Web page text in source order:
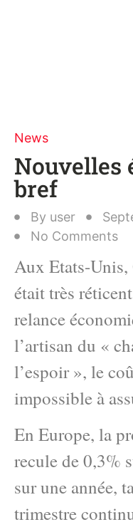
News
Nouvelles
bref
By user
No Comments
Aux Etats-Unis,
était très
relance
l’artisan du «
l’espoir », le
impossible à
En Europe, la
recule de 0,3%
sur une année,
trimestre